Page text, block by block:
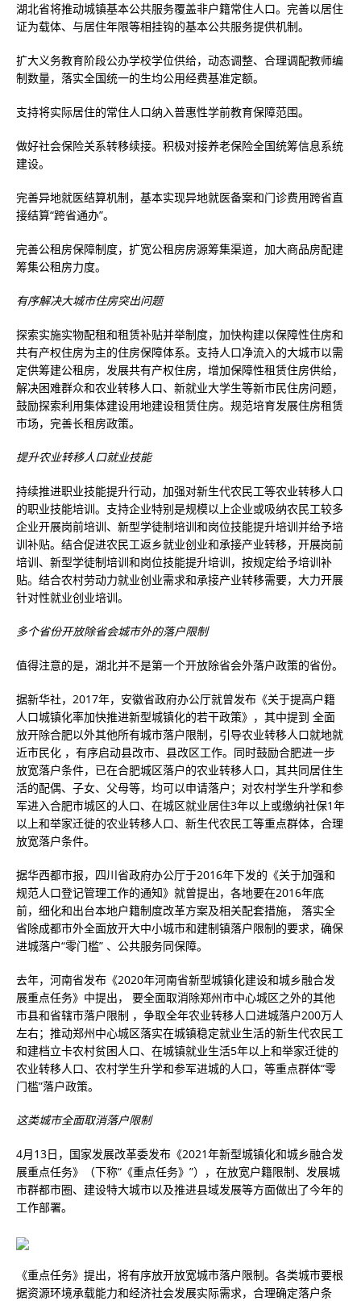
湖北省将推动城镇基本公共服务覆盖非户籍常住人口。完善以居住
证为载体、与居住年限等相挂钩的基本公共服务提供机制。
扩大义务教育阶段公办学校学位供给，动态调整、合理调配教师编
制数量，落实全国统一的生均公用经费基准定额。
支持将实际居住的常住人口纳入普惠性学前教育保障范围。
做好社会保险关系转移续接。积极对接养老保险全国统筹信息系统
建设。
完善异地就医结算机制，基本实现异地就医备案和门诊费用跨省直
接结算“跨省通办”。
完善公租房保障制度，扩宽公租房房源筹集渠道，加大商品房配建
筹集公租房力度。
有序解决大城市住房突出问题
探索实施实物配租和租赁补贴并举制度，加快构建以保障性住房和
共有产权住房为主的住房保障体系。支持人口净流入的大城市以需
定供筹建公租房，发展共有产权住房，增加保障性租赁住房供给，
解决困难群众和农业转移人口、新就业大学生等新市民住房问题，
鼓励探索利用集体建设用地建设租赁住房。规范培育发展住房租赁
市场，完善长租房政策。
提升农业转移人口就业技能
持续推进职业技能提升行动，加强对新生代农民工等农业转移人口
的职业技能培训。支持企业特别是规模以上企业或吸纳农民工较多
企业开展岗前培训、新型学徒制培训和岗位技能提升培训并给予培
训补贴。结合促进农民工返乡就业创业和承接产业转移，开展岗前
培训、新型学徒制培训和岗位技能提升培训，按规定给予培训补
贴。结合农村劳动力就业创业需求和承接产业转移需要，大力开展
针对性就业创业培训。
多个省份开放除省会城市外的落户限制
值得注意的是，湖北并不是第一个开放除省会外落户政策的省份。
据新华社，2017年，安徽省政府办公厅就曾发布《关于提高户籍
人口城镇化率加快推进新型城镇化的若干政策》，其中提到 全面
放开除合肥以外其他所有城市落户限制，引导农业转移人口就地就
近市民化 ，有序启动县改市、县改区工作。同时鼓励合肥进一步
放宽落户条件，已在合肥城区落户的农业转移人口，其共同居住生
活的配偶、子女、父母等，均可以申请落户；对农村学生升学和参
军进入合肥市城区的人口、在城区就业居住3年以上或缴纳社保1年
以上和举家迁徙的农业转移人口、新生代农民工等重点群体，合理
放宽落户条件。
据华西都市报，四川省政府办公厅于2016年下发的《关于加强和
规范人口登记管理工作的通知》就曾提出，各地要在2016年底
前，细化和出台本地户籍制度改革方案及相关配套措施， 落实全
省除成都市外全面放开大中小城市和建制镇落户限制的要求，确保
进城落户“零门槛” 、公共服务同保障。
去年，河南省发布《2020年河南省新型城镇化建设和城乡融合发
展重点任务》中提出， 要全面取消除郑州市中心城区之外的其他
市县和省辖市落户限制 ，争取全年农业转移人口进城落户200万人
左右；推动郑州中心城区落实在城镇稳定就业生活的新生代农民工
和建档立卡农村贫困人口、在城镇就业生活5年以上和举家迁徙的
农业转移人口、农村学生升学和参军进城的人口，等重点群体“零
门槛”落户政策。
这类城市全面取消落户限制
4月13日，国家发展改革委发布《2021年新型城镇化和城乡融合发
展重点任务》（下称“《重点任务》”），在放宽户籍限制、发展城
市群都市圈、建设特大城市以及推进县域发展等方面做出了今年的
工作部署。
《重点任务》提出，将有序放开放宽城市落户限制。各类城市要根
据资源环境承载能力和经济社会发展实际需求，合理确定落户条